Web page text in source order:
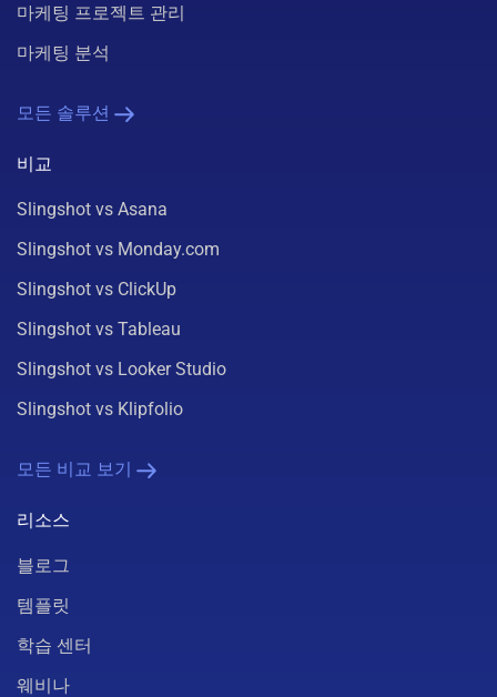
마케팅 프로젝트 관리
마케팅 분석
모든 솔루션
비교
Slingshot vs Asana
Slingshot vs Monday.com
Slingshot vs ClickUp
Slingshot vs Tableau
Slingshot vs Looker Studio
Slingshot vs Klipfolio
모든 비교 보기
리소스
블로그
템플릿
학습 센터
웨비나